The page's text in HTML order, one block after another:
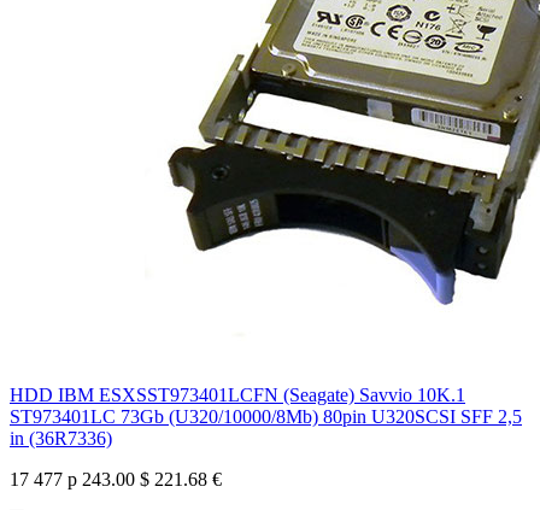
HDD IBM ESXSST973401LCFN (Seagate) Savvio 10K.1
ST973401LC 73Gb (U320/10000/8Mb) 80pin U320SCSI SFF 2,5
in (36R7336)
17 477 р 243.00 $ 221.68 €